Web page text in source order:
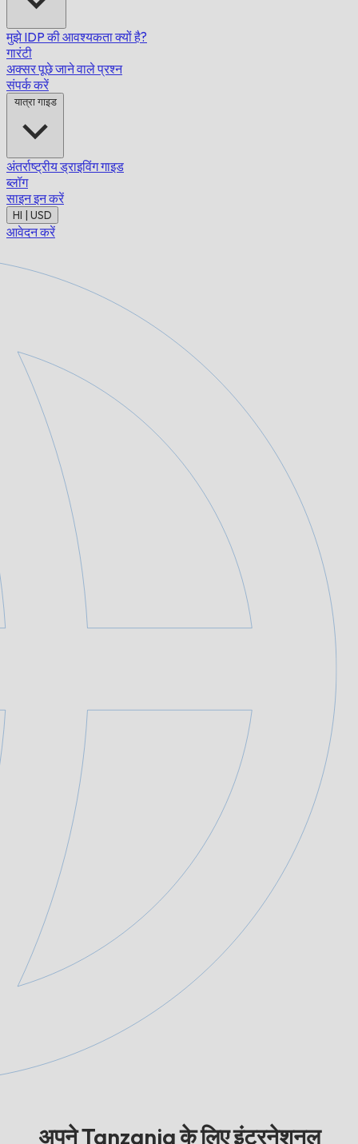
मुझे IDP की आवश्यकता क्यों है?
गारंटी
अक्सर पूछे जाने वाले प्रश्न
संपर्क करें
यात्रा गाइड
अंतर्राष्ट्रीय ड्राइविंग गाइड
ब्लॉग
साइन इन करें
HI | USD
आवेदन करें
अपने Tanzania के लिए इंटरनेशनल